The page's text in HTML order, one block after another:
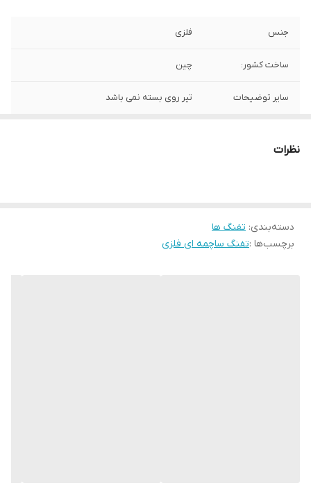
جنس فلزی
ساخت کشور: چین
سایر توضیحات تیر روی بسته نمی باشد
نظرات
دسته‌بندی: تفنگ ها
برچسب‌ها :تفنگ ساچمه ای فلزی